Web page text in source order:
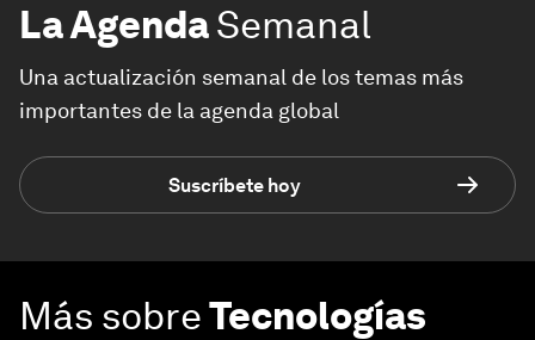
La AgendaSemanal
Una actualización semanal de los temas más
importantes de la agenda global
Suscríbete hoy
Más sobreTecnologías